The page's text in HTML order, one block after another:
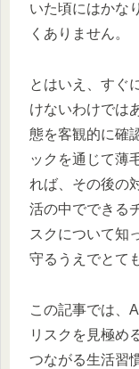
いた頃にはかな
くありません。
とはいえ、すぐ
けないわけでは
態を客観的に確
ックを通じて薄
れば、その後の
活の中でできる
スクについて知
守るうえでとて
この記事では、
リスクを見極め
つながる生活習